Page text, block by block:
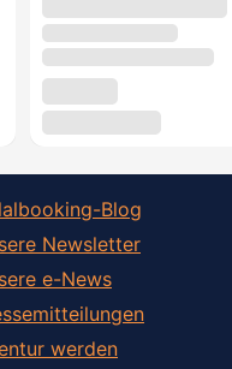
Blog
Newsletter
e-News
werden